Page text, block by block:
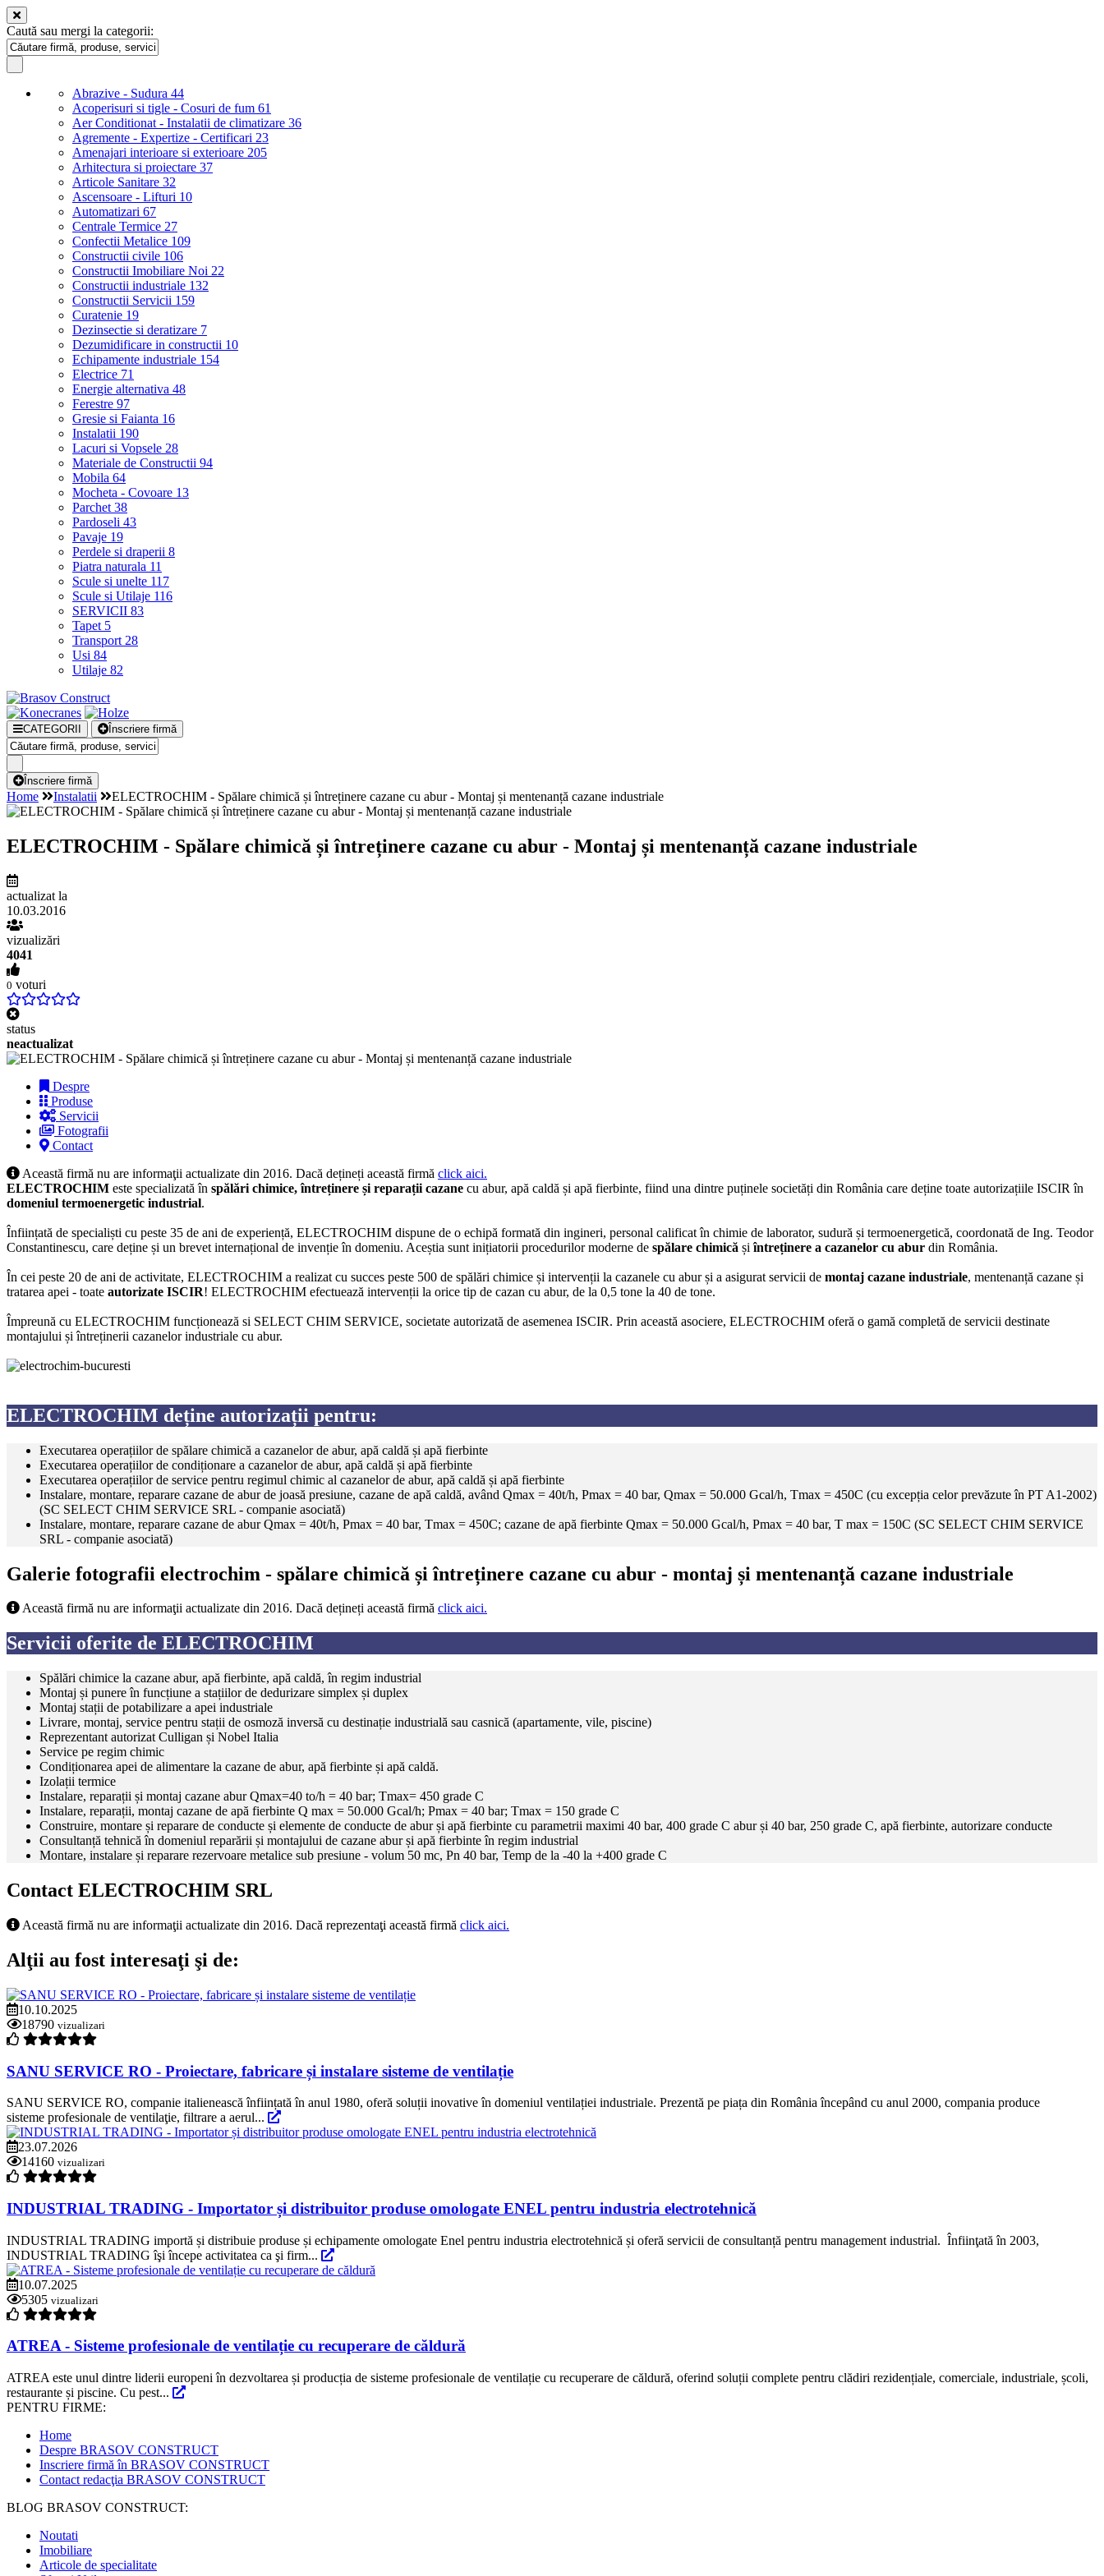
Caută sau mergi la categorii:
Abrazive - Sudura 44
Acoperisuri si tigle - Cosuri de fum 61
Aer Conditionat - Instalatii de climatizare 36
Agremente - Expertize - Certificari 23
Amenajari interioare si exterioare 205
Arhitectura si proiectare 37
Articole Sanitare 32
Ascensoare - Lifturi 10
Automatizari 67
Centrale Termice 27
Confectii Metalice 109
Constructii civile 106
Constructii Imobiliare Noi 22
Constructii industriale 132
Constructii Servicii 159
Curatenie 19
Dezinsectie si deratizare 7
Dezumidificare in constructii 10
Echipamente industriale 154
Electrice 71
Energie alternativa 48
Ferestre 97
Gresie si Faianta 16
Instalatii 190
Lacuri si Vopsele 28
Materiale de Constructii 94
Mobila 64
Mocheta - Covoare 13
Parchet 38
Pardoseli 43
Pavaje 19
Perdele si draperii 8
Piatra naturala 11
Scule si unelte 117
Scule si Utilaje 116
SERVICII 83
Tapet 5
Transport 28
Usi 84
Utilaje 82
CATEGORII Înscriere firmă
Înscriere firmă
Home Instalatii ELECTROCHIM - Spălare chimică și întreținere cazane cu abur - Montaj și mentenanță cazane industriale
ELECTROCHIM - Spălare chimică și întreținere cazane cu abur - Montaj și mentenanță cazane industriale
actualizat la
10.03.2016
vizualizări
4041
0 voturi
status
neactualizat
Despre
Produse
Servicii
Fotografii
Contact
Această firmă nu are informaţii actualizate din 2016. Dacă dețineți această firmă click aici.
ELECTROCHIM este specializată în spălări chimice, întreținere și reparații cazane cu abur, apă caldă și apă fierbinte, fiind una dintre puținele societăți din România care deține toate autorizațiile ISCIR în
domeniul termoenergetic industrial.
Înființată de specialiști cu peste 35 de ani de experiență, ELECTROCHIM dispune de o echipă formată din ingineri, personal calificat în chimie de laborator, sudură și termoenergetică, coordonată de Ing. Teodor
Constantinescu, care deține și un brevet internațional de invenție în domeniu. Aceștia sunt inițiatorii procedurilor moderne de spălare chimică șiîntreținere a cazanelor cu abur din România.
În cei peste 20 de ani de activitate, ELECTROCHIM a realizat cu succes peste 500 de spălări chimice și intervenții la cazanele cu abur și a asigurat servicii de montaj cazane industriale, mentenanță cazane și
tratarea apei - toate autorizate ISCIR! ELECTROCHIM efectuează intervenții la orice tip de cazan cu abur, de la 0,5 tone la 40 de tone.
Împreună cu ELECTROCHIM funcționează si SELECT CHIM SERVICE, societate autorizată de asemenea ISCIR. Prin această asociere, ELECTROCHIM oferă o gamă completă de servicii destinate
montajului și întreținerii cazanelor industriale cu abur.
ELECTROCHIM deține autorizații pentru:
Executarea operațiilor de spălare chimică a cazanelor de abur, apă caldă și apă fierbinte
Executarea operațiilor de condiționare a cazanelor de abur, apă caldă și apă fierbinte
Executarea operațiilor de service pentru regimul chimic al cazanelor de abur, apă caldă și apă fierbinte
Instalare, montare, reparare cazane de abur de joasă presiune, cazane de apă caldă, având Qmax = 40t/h, Pmax = 40 bar, Qmax = 50.000 Gcal/h, Tmax = 450C (cu excepția celor prevăzute în PT A1-2002)
(SC SELECT CHIM SERVICE SRL - companie asociată)
Instalare, montare, reparare cazane de abur Qmax = 40t/h, Pmax = 40 bar, Tmax = 450C; cazane de apă fierbinte Qmax = 50.000 Gcal/h, Pmax = 40 bar, T max = 150C (SC SELECT CHIM SERVICE
SRL - companie asociată)
Galerie fotografii electrochim - spălare chimică și întreținere cazane cu abur - montaj și mentenanță cazane industriale
Această firmă nu are informaţii actualizate din 2016. Dacă dețineți această firmă click aici.
Servicii oferite de ELECTROCHIM
Spălări chimice la cazane abur, apă fierbinte, apă caldă, în regim industrial
Montaj și punere în funcțiune a stațiilor de dedurizare simplex și duplex
Montaj stații de potabilizare a apei industriale
Livrare, montaj, service pentru stații de osmoză inversă cu destinație industrială sau casnică (apartamente, vile, piscine)
Reprezentant autorizat Culligan și Nobel Italia
Service pe regim chimic
Condiționarea apei de alimentare la cazane de abur, apă fierbinte și apă caldă.
Izolații termice
Instalare, reparații și montaj cazane abur Qmax=40 to/h = 40 bar; Tmax= 450 grade C
Instalare, reparații, montaj cazane de apă fierbinte Q max = 50.000 Gcal/h; Pmax = 40 bar; Tmax = 150 grade C
Construire, montare și reparare de conducte și elemente de conducte de abur și apă fierbinte cu parametrii maximi 40 bar, 400 grade C abur și 40 bar, 250 grade C, apă fierbinte, autorizare conducte
Consultanță tehnică în domeniul reparării și montajului de cazane abur și apă fierbinte în regim industrial
Montare, instalare și reparare rezervoare metalice sub presiune - volum 50 mc, Pn 40 bar, Temp de la -40 la +400 grade C
Contact ELECTROCHIM SRL
Această firmă nu are informaţii actualizate din 2016. Dacă reprezentaţi această firmă click aici.
Alţii au fost interesaţi şi de:
10.10.2025
18790 vizualizari
SANU SERVICE RO - Proiectare, fabricare și instalare sisteme de ventilație
SANU SERVICE RO, companie italienească înființată în anul 1980, oferă soluții inovative în domeniul ventilației industriale. Prezentă pe piața din România începând cu anul 2000, compania produce
sisteme profesionale de ventilaţie, filtrare a aerul...
23.07.2026
14160 vizualizari
INDUSTRIAL TRADING - Importator și distribuitor produse omologate ENEL pentru industria electrotehnică
INDUSTRIAL TRADING importă și distribuie produse și echipamente omologate Enel pentru industria electrotehnică și oferă servicii de consultanță pentru management industrial. Înfiinţată în 2003,
INDUSTRIAL TRADING îşi începe activitatea ca şi firm...
10.07.2025
5305 vizualizari
ATREA - Sisteme profesionale de ventilație cu recuperare de căldură
ATREA este unul dintre liderii europeni în dezvoltarea și producția de sisteme profesionale de ventilație cu recuperare de căldură, oferind soluții complete pentru clădiri rezidențiale, comerciale, industriale, școli,
restaurante și piscine. Cu pest...
PENTRU FIRME:
Home
Despre BRASOV CONSTRUCT
Inscriere firmă în BRASOV CONSTRUCT
Contact redacţia BRASOV CONSTRUCT
BLOG BRASOV CONSTRUCT:
Noutati
Imobiliare
Articole de specialitate